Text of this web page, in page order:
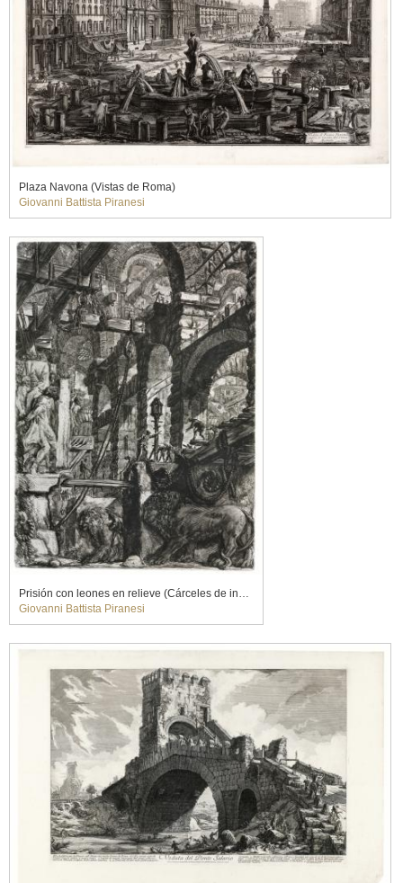
Plaza Navona (Vistas de Roma)
Giovanni Battista Piranesi
Prisión con leones en relieve (Cárceles de invención)
Giovanni Battista Piranesi